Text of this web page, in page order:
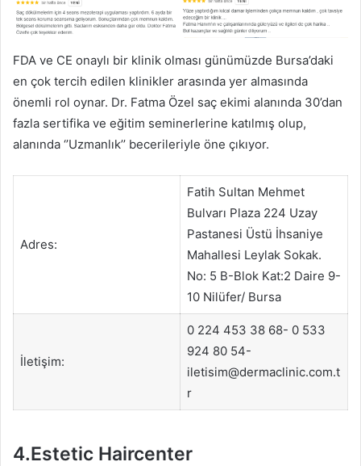
FDA ve CE onaylı bir klinik olması günümüzde Bursa’daki
en çok tercih edilen klinikler arasında yer almasında
önemli rol oynar. Dr. Fatma Özel saç ekimi alanında 30’dan
fazla sertifika ve eğitim seminerlerine katılmış olup,
alanında ‘’Uzmanlık’’ becerileriyle öne çıkıyor.
Adres:
Fatih Sultan Mehmet
Bulvarı Plaza 224 Uzay
Pastanesi Üstü İhsaniye
Mahallesi Leylak Sokak.
No: 5 B-Blok Kat:2 Daire 9-
10 Nilüfer/ Bursa
İletişim:
0 224 453 38 68- 0 533
924 80 54-
iletisim@dermaclinic.com.t
r
4.Estetic Haircenter